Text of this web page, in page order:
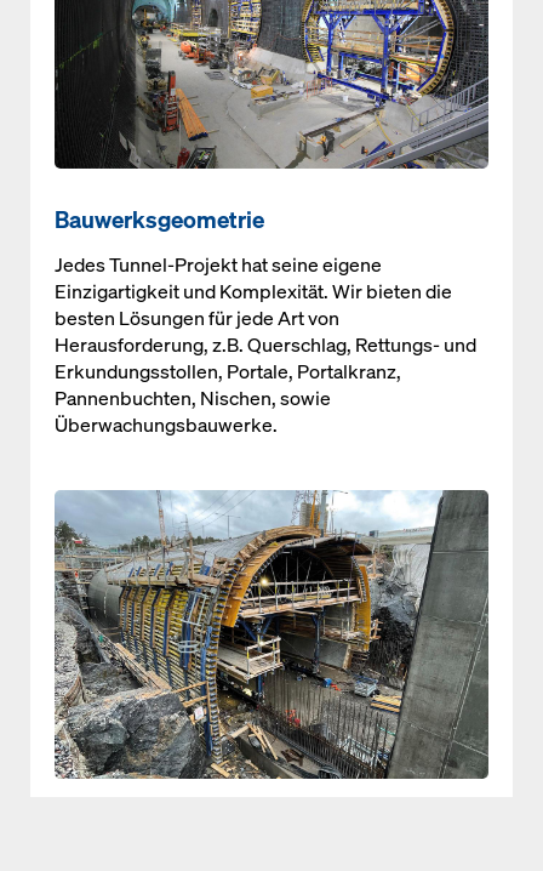
Bauwerksgeometrie
Jedes Tunnel-Projekt hat seine eigene
Einzigartigkeit und Komplexität. Wir bieten die
besten Lösungen für jede Art von
Herausforderung, z.B. Querschlag, Rettungs- und
Erkundungsstollen, Portale, Portalkranz,
Pannenbuchten, Nischen, sowie
Überwachungsbauwerke.
Open